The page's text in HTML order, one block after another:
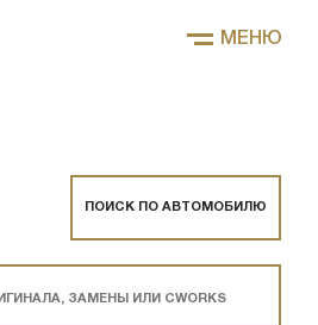
МЕНЮ
ПОИСК ПО АВТОМОБИЛЮ